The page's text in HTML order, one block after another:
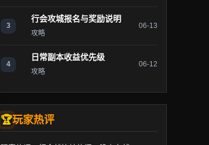
3
行会攻城报名与奖励说明
攻略
06-13
4
日常副本收益优先级
攻略
06-12
玩家热评